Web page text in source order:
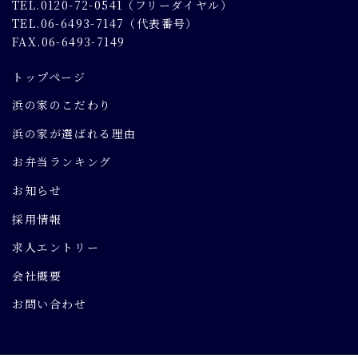
TEL.0120-72-0541（フリーダイヤル）
TEL.06-6493-7147（代表番号）
FAX.06-6493-7149
トップページ
浜の家のこだわり
浜の家が選ばれる理由
お弁当ランキング
お知らせ
採用情報
求人エントリー
会社概要
お問い合わせ